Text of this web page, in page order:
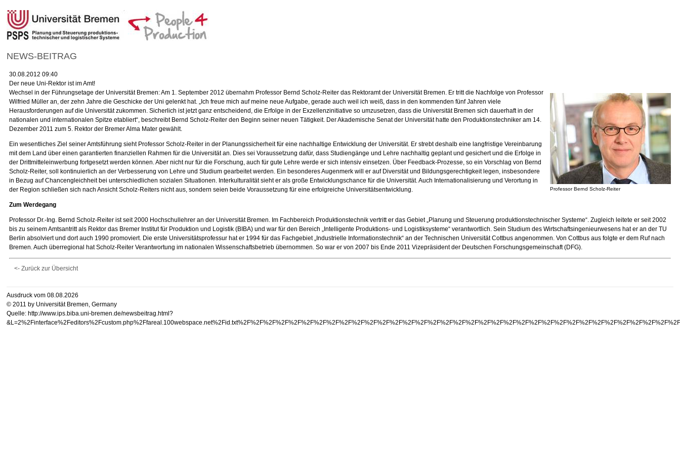
NEWS-BEITRAG
30.08.2012 09:40
Der neue Uni-Rektor ist im Amt!
Professor Bernd Scholz-Reiter
Wechsel in der Führungsetage der Universität Bremen: Am 1. September 2012 übernahm Professor Bernd Scholz-Reiter das Rektoramt der Universität Bremen. Er tritt die Nachfolge von Professor
Wilfried Müller an, der zehn Jahre die Geschicke der Uni gelenkt hat. „Ich freue mich auf meine neue Aufgabe, gerade auch weil ich weiß, dass in den kommenden fünf Jahren viele
Herausforderungen auf die Universität zukommen. Sicherlich ist jetzt ganz entscheidend, die Erfolge in der Exzellenzinitiative so umzusetzen, dass die Universität Bremen sich dauerhaft in der
nationalen und internationalen Spitze etabliert“, beschreibt Bernd Scholz-Reiter den Beginn seiner neuen Tätigkeit. Der Akademische Senat der Universität hatte den Produktionstechniker am 14.
Dezember 2011 zum 5. Rektor der Bremer Alma Mater gewählt.
Ein wesentliches Ziel seiner Amtsführung sieht Professor Scholz-Reiter in der Planungssicherheit für eine nachhaltige Entwicklung der Universität. Er strebt deshalb eine langfristige Vereinbarung
mit dem Land über einen garantierten finanziellen Rahmen für die Universität an. Dies sei Voraussetzung dafür, dass Studiengänge und Lehre nachhaltig geplant und gesichert und die Erfolge in
der Drittmitteleinwerbung fortgesetzt werden können. Aber nicht nur für die Forschung, auch für gute Lehre werde er sich intensiv einsetzen. Über Feedback-Prozesse, so ein Vorschlag von Bernd
Scholz-Reiter, soll kontinuierlich an der Verbesserung von Lehre und Studium gearbeitet werden. Ein besonderes Augenmerk will er auf Diversität und Bildungsgerechtigkeit legen, insbesondere
in Bezug auf Chancengleichheit bei unterschiedlichen sozialen Situationen. Interkulturalität sieht er als große Entwicklungschance für die Universität. Auch Internationalisierung und Verortung in
der Region schließen sich nach Ansicht Scholz-Reiters nicht aus, sondern seien beide Voraussetzung für eine erfolgreiche Universitätsentwicklung.
Zum Werdegang
Professor Dr.-Ing. Bernd Scholz-Reiter ist seit 2000 Hochschullehrer an der Universität Bremen. Im Fachbereich Produktionstechnik vertritt er das Gebiet „Planung und Steuerung produktionstechnischer Systeme“. Zugleich leitete er seit 2002
bis zu seinem Amtsantritt als Rektor das Bremer Institut für Produktion und Logistik (BIBA) und war für den Bereich „Intelligente Produktions- und Logistiksysteme“ verantwortlich. Sein Studium des Wirtschaftsingenieurwesens hat er an der TU
Berlin absolviert und dort auch 1990 promoviert. Die erste Universitätsprofessur hat er 1994 für das Fachgebiet „Industrielle Informationstechnik“ an der Technischen Universität Cottbus angenommen. Von Cottbus aus folgte er dem Ruf nach
Bremen. Auch überregional hat Scholz-Reiter Verantwortung im nationalen Wissenschaftsbetrieb übernommen. So war er von 2007 bis Ende 2011 Vizepräsident der Deutschen Forschungsgemeinschaft (DFG).
<- Zurück zur Übersicht
Ausdruck vom 08.08.2026
© 2011 by Universität Bremen, Germany
Quelle: http://www.ips.biba.uni-bremen.de/newsbeitrag.html?